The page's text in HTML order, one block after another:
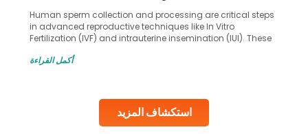
استكشاف المزيد
Human sperm collection and processing are critical steps
in advanced reproductive techniques like In Vitro
Fertilization (IVF) and intrauterine insemination (IUI). These
challenges and help couples achieve their dream of
collected, they process the
أكمل القراءة